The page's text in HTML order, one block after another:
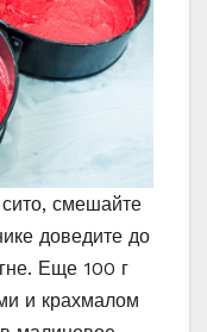
смешайте
доведите до
Еще 100 г
и крахмалом